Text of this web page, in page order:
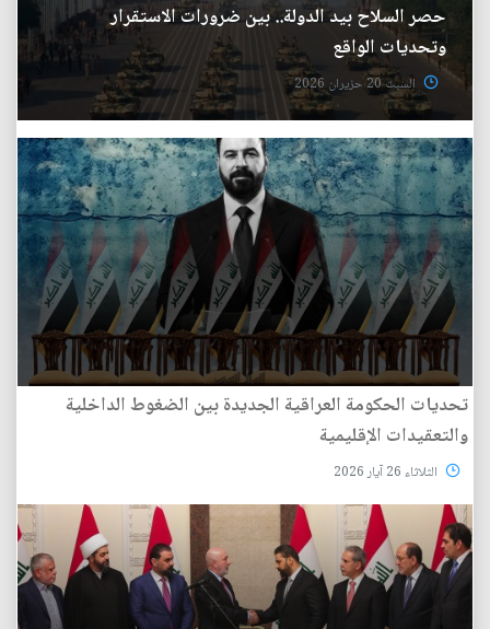
حصر السلاح بيد الدولة.. بين ضرورات الاستقرار
وتحديات الواقع
السبت 20 حزيران 2026
تحديات الحكومة العراقية الجديدة بين الضغوط الداخلية
والتعقيدات الإقليمية
الثلاثاء 26 آيار 2026